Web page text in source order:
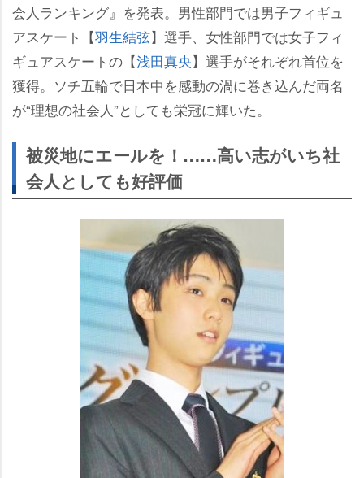
会人ランキング』を発表。男性部門では男子フィギュ
アスケート【羽生結弦】選手、女性部門では女子フィ
ギュアスケートの【浅田真央】選手がそれぞれ首位を
獲得。ソチ五輪で日本中を感動の渦に巻き込んだ両名
が“理想の社会人”としても栄冠に輝いた。
被災地にエールを！……高い志がいち社
会人としても好評価